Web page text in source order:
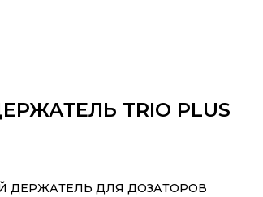
TRIO PLUS
ДЕРЖАТЕЛЬ ДЛЯ ДОЗАТОРОВ